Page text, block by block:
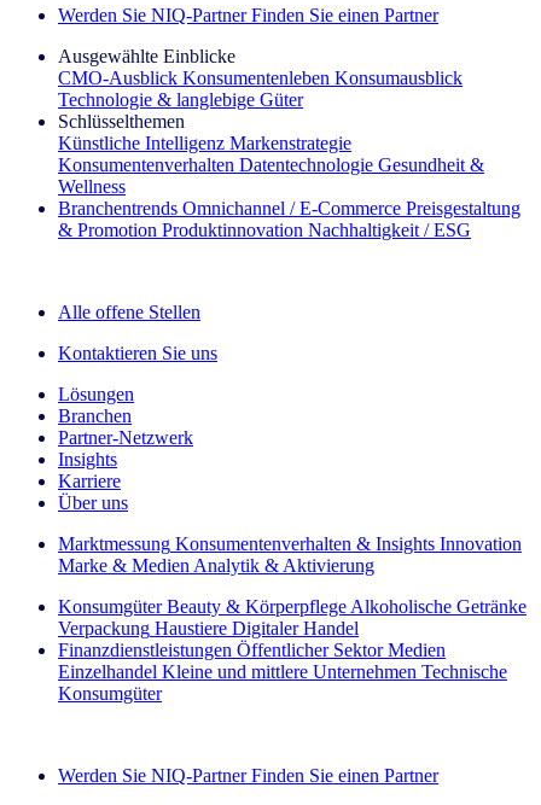
Werden Sie NIQ-Partner Finden Sie einen Partner
Ausgewählte Einblicke
CMO‑Ausblick Konsumentenleben Konsumausblick
Technologie & langlebige Güter
Schlüsselthemen
Künstliche Intelligenz Markenstrategie
Konsumentenverhalten Datentechnologie Gesundheit &
Wellness
Branchentrends Omnichannel / E‑Commerce Preisgestaltung
& Promotion Produktinnovation Nachhaltigkeit / ESG
Alle offene Stellen
Kontaktieren Sie uns
Lösungen
Branchen
Partner-Netzwerk
Insights
Karriere
Über uns
Marktmessung Konsumentenverhalten & Insights Innovation
Marke & Medien Analytik & Aktivierung
Konsumgüter Beauty & Körperpflege Alkoholische Getränke
Verpackung Haustiere Digitaler Handel
Finanzdienstleistungen Öffentlicher Sektor Medien
Einzelhandel Kleine und mittlere Unternehmen Technische
Konsumgüter
Werden Sie NIQ-Partner Finden Sie einen Partner